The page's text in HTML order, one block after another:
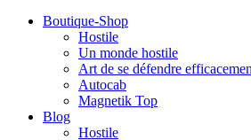
Boutique-Shop
Hostile
Un monde hostile
Art de se défendre
Autocab
Magnetik Top
Blog
Hostile